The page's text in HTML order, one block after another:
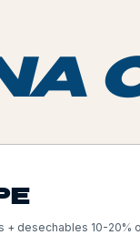
+ desechables 10-20%